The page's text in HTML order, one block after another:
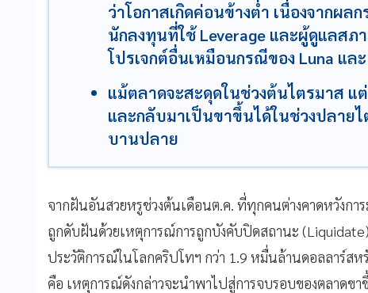
ว่าโอกาสเกิดค่อนข้างต่ำ เนื่องจากผ
นักลงทุนที่ใช้ Leverage และผู้ดูแลสภ
โปรเจกต์อื่นเหมือนกรณีของ Luna และ
แม้ตลาดจะสะดุดในช่วงต้นไตรมาส แ
และกลับมาเป็นขาขึ้นได้ในช่วงปลาย
บานปลาย
จากฝันอันสวยหรูช่วงต้นเดือนต.ค. ที่ทุกคนต่างคาดหวังกา
ถูกดับฝันด้วยเหตุการณ์การถูกบังคับปิดสถานะ
ประวัติการณ์ในโลกคริปโทฯ กว่า 1.9 หมื่นล้านดอลลาร์ส
คือ เหตุการณ์ดังกล่าวจะนำพาไปสู่การจบรอบของตลาดข